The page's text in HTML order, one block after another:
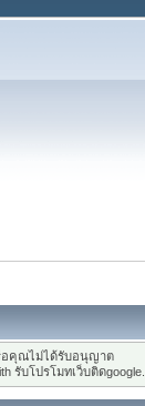
อคุณไม่ได้รับอนุญาต
รับโปรโมทเว็บติดgoogle.